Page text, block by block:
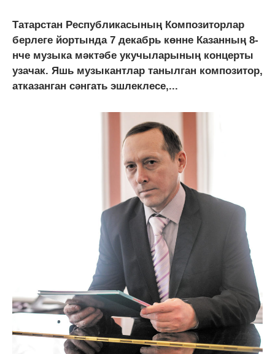
Татарстан Республикасының Композиторлар
берлеге йортында 7 декабрь көнне Казанның 8-
нче музыка мәктәбе укучыларының концерты
узачак. Яшь музыкантлар танылган композитор,
атказанган сәнгать эшлеклесе,...